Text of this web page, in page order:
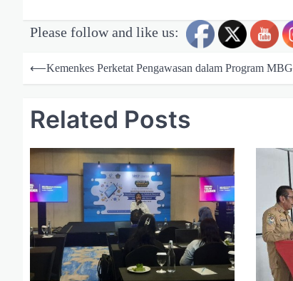
Please follow and like us:
p
⟵Kemenkes Perketat Pengawasan dalam Program MBG
Related Posts